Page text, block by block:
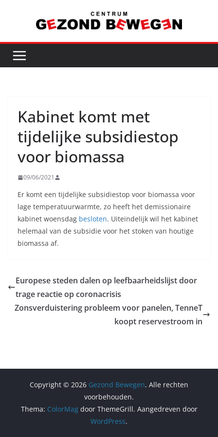
inhoud
Kabinet komt met
tijdelijke subsidiestop
voor biomassa
09/06/2021
Er komt een tijdelijke subsidiestop voor biomassa voor
lage temperatuurwarmte, zo heeft het demissionaire
kabinet woensdag besloten. Uiteindelijk wil het kabinet
helemaal van de subsidie voor het stoken van houtige
biomassa af.
Europese steden dalen op leefbaarheidslijst door
trage reactie op coronacrisis
Zonsverduistering probleem voor panelen, TenneT
koopt reservestroom in
Copyright © 2026 Gezond Bewegen. Alle rechten
voorbehouden.
Thema: ColorMagdoor ThemeGrill. Aangedreven door
WordPress.